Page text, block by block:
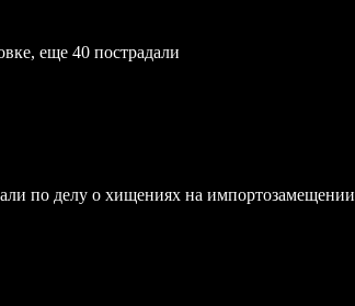
еще 40 пострадали
по делу о хищениях на импортозамещении